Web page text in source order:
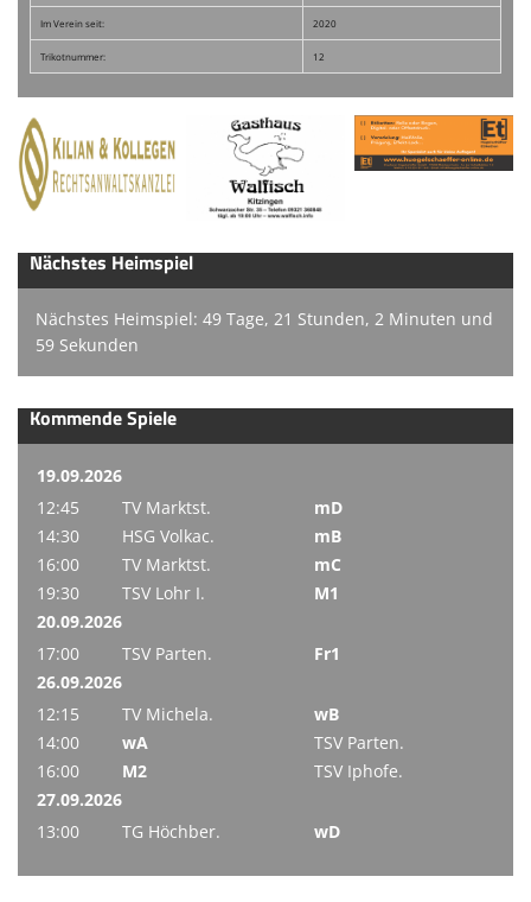
Im Verein seit: 2020
Trikotnummer: 12
Nächstes Heimspiel
Nächstes Heimspiel: 49 Tage, 21 Stunden, 2 Minuten und
59 Sekunden
Kommende Spiele
19.09.2026
12:45
TV Marktst.
mD
14:30
HSG Volkac.
mB
16:00
TV Marktst.
mC
19:30
TSV Lohr I.
M1
20.09.2026
17:00
TSV Parten.
Fr1
26.09.2026
12:15
TV Michela.
wB
14:00
wA
TSV Parten.
16:00
M2
TSV Iphofe.
27.09.2026
13:00
TG Höchber. wD